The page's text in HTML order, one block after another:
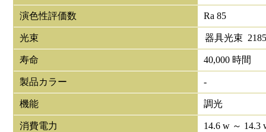
演色性評価数 Ra 85
光束 器具光束
寿命 40,000 時間
製品カラー -
機能 調光
消費電力 14.6 w ～ 14.3